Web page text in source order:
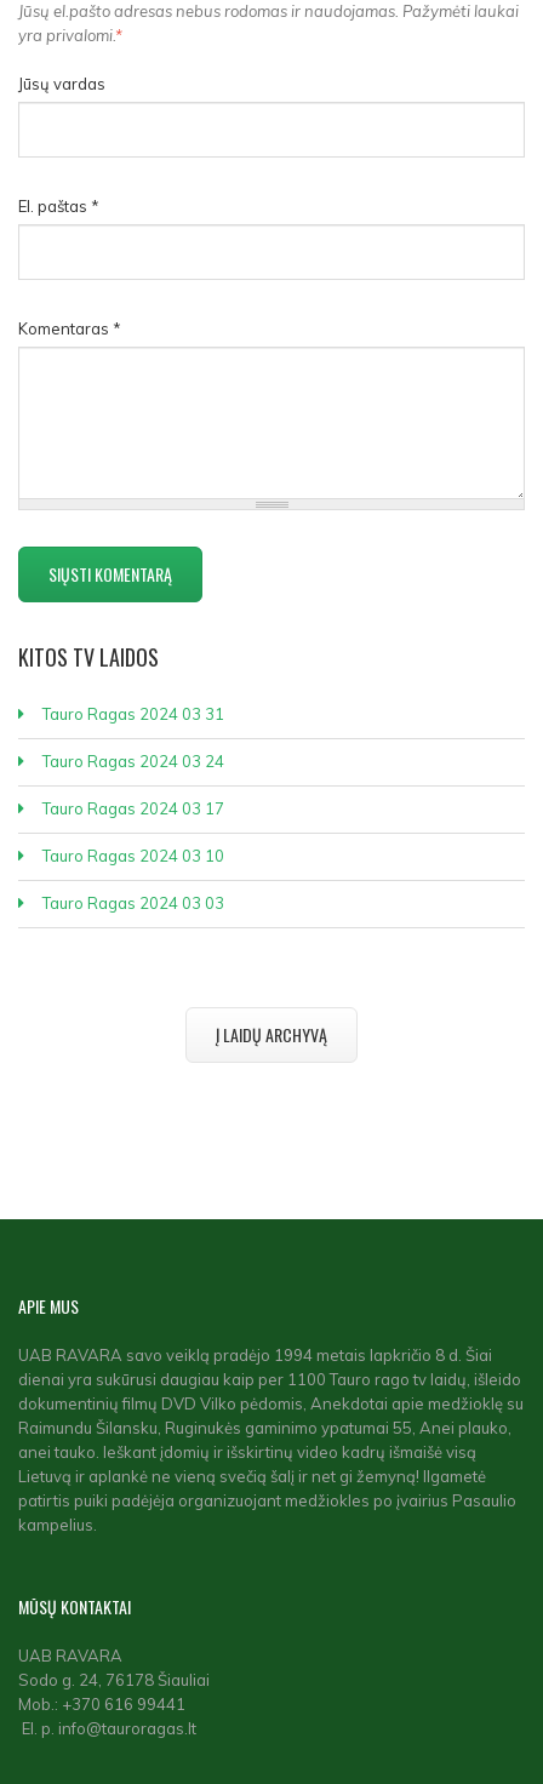
Jūsų el.pašto adresas nebus rodomas ir naudojamas. Pažymėti laukai
yra privalomi.*
Jūsų vardas
El. paštas *
Komentaras *
KITOS TV LAIDOS
Tauro Ragas 2024 03 31
Tauro Ragas 2024 03 24
Tauro Ragas 2024 03 17
Tauro Ragas 2024 03 10
Tauro Ragas 2024 03 03
Į LAIDŲ ARCHYVĄ
APIEMUS
UAB RAVARA savo veiklą pradėjo 1994 metais lapkričio 8 d. Šiai
dienai yra sukūrusi daugiau kaip per 1100 Tauro rago tv laidų, išleido
dokumentinių filmų DVD Vilko pėdomis, Anekdotai apie medžioklę su
Raimundu Šilansku, Ruginukės gaminimo ypatumai 55, Anei plauko,
anei tauko. Ieškant įdomių ir išskirtinų video kadrų išmaišė visą
Lietuvą ir aplankė ne vieną svečią šalį ir net gi žemyną! Ilgametė
patirtis puiki padėjėja organizuojant medžiokles po įvairius Pasaulio
kampelius.
MŪSŲ KONTAKTAI
UAB RAVARA
Sodo g. 24, 76178 Šiauliai
Mob.: +370 616 99441
El. p. info@tauroragas.lt